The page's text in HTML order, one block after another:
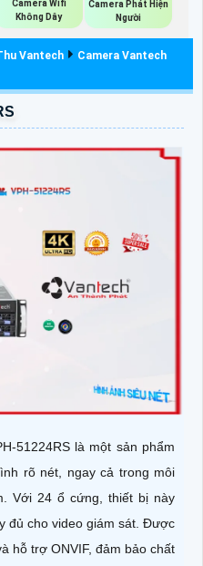
Camera Wifi
Không Dây
Camera Phát Hiện
Người
Vantech
Camera Vantech
51224RS là một sản phẩm
rõ nét, ngay cả trong môi
Với 24 ổ cứng, thiết bị này
đủ cho video giám sát. Được
hỗ trợ ONVIF, đảm bảo chất